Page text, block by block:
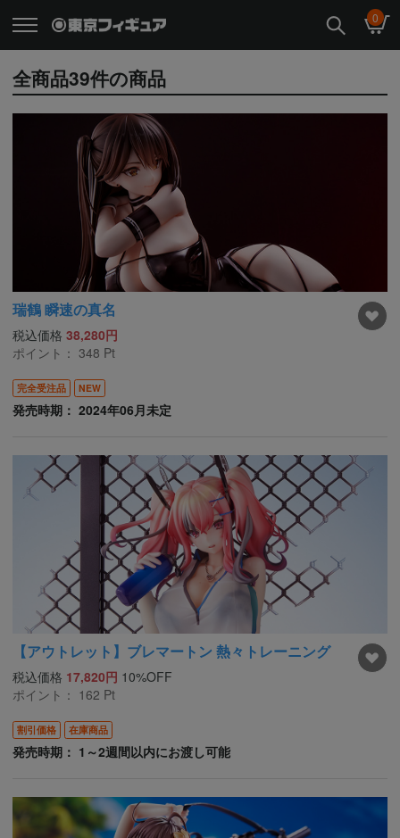
0
全商品39件の商品
瑞鶴 瞬速の真名
税込価格 38,280円
ポイント： 348 Pt
完全受注品 NEW
発売時期： 2024年06月未定
【アウトレット】ブレマートン 熱々トレーニング
税込価格 17,820円 10%OFF
ポイント： 162 Pt
割引価格 在庫商品
発売時期： 1～2週間以内にお渡し可能